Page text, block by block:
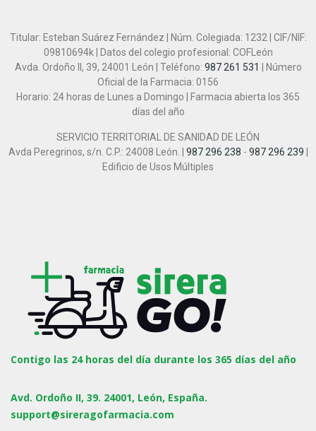
Titular: Esteban Suárez Fernández | Núm. Colegiada: 1232 | CIF/NIF:
09810694k | Datos del colegio profesional: COFLeón
Avda. Ordoño II, 39, 24001 León | Teléfono: 987 261 531
| Número
Oficial de la Farmacia: 0156
Horario: 24 horas de Lunes a Domingo | Farmacia abierta los 365
días del año
SERVICIO TERRITORIAL DE SANIDAD DE LEÓN
Avda Peregrinos, s/n. C.P.: 24008 León. | 987 296 238 - 987 296 239
Edificio de Usos Múltiples
Contigo las 24 horas del día durante los 365 días del año
Avd. Ordoño II, 39. 24001, León, España.
support@sireragofarmacia.com